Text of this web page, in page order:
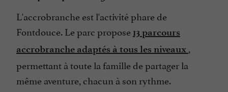
L'accrobranche est l'activité phare de
Fontdouce. Le parc propose 13 parcours
accrobranche adaptés à tous les niveaux ,
permettant à toute la famille de partager la
même aventure, chacun à son rythme.